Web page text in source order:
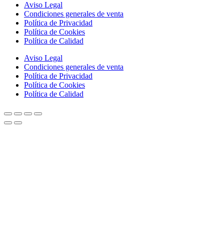
Aviso Legal
Condiciones generales de venta
Política de Privacidad
Política de Cookies
Política de Calidad
Aviso Legal
Condiciones generales de venta
Política de Privacidad
Política de Cookies
Política de Calidad